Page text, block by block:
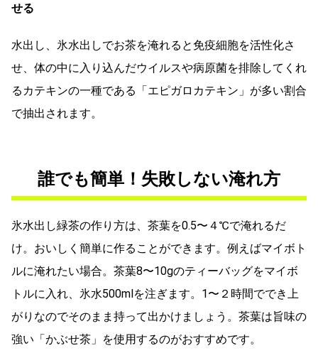
せる
水出し、氷水出しでお茶を淹れると免疫細胞を活性化さ
せ、体の中に入り込んだウイルスや病原菌を排除してくれ
るカテキンの一種である「エピガロカテキン」が多い割合
で抽出されます。
誰でも簡単！失敗しない淹れ方
氷水出し緑茶の作り方は、茶葉を0.5〜４℃で淹れるだ
け。おいしく簡単に作ることができます。例えばマイボト
ルに淹れたい場合。茶葉8〜10gのティーバッグをマイボ
トルに入れ、氷水500mlを注ぎます。1〜２時間ででき上
がりなのでそのまま持って出かけましょう。茶葉は旨味の
強い「かぶせ茶」を使用するのがおすすめです。